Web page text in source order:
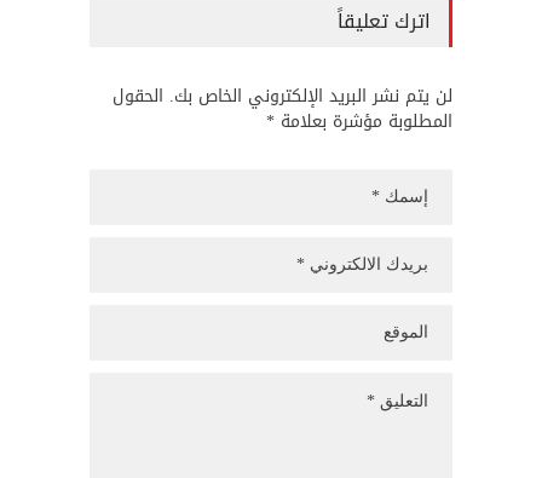
اترك تعليقاً
لن يتم نشر البريد الإلكتروني الخاص بك. الحقول
المطلوبة مؤشرة بعلامة *